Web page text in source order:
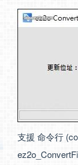
支援 命令行